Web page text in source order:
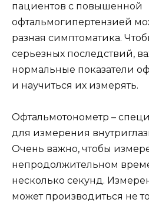
пациентов с повышенной
офтальмогипертензией
разная симптоматика.
серьезных последствий,
нормальные показатели
и научиться их измерять.
Офтальмотонометр –
для измерения
Очень важно, чтобы
непродолжительном
несколько секунд.
может производиться не